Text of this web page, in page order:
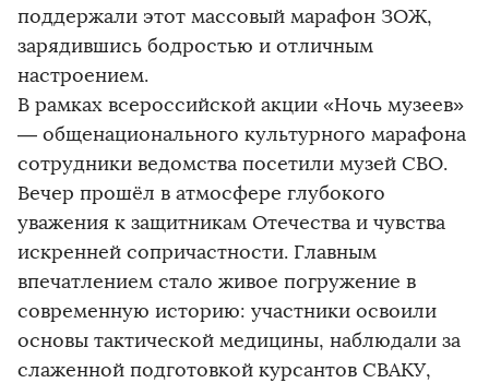
поддержали этот массовый марафон ЗОЖ,
зарядившись бодростью и отличным
настроением.
В рамках всероссийской акции «Ночь музеев»
— общенационального культурного марафона
сотрудники ведомства посетили музей СВО.
Вечер прошёл в атмосфере глубокого
уважения к защитникам Отечества и чувства
искренней сопричастности. Главным
впечатлением стало живое погружение в
современную историю: участники освоили
основы тактической медицины, наблюдали за
слаженной подготовкой курсантов СВАКУ,